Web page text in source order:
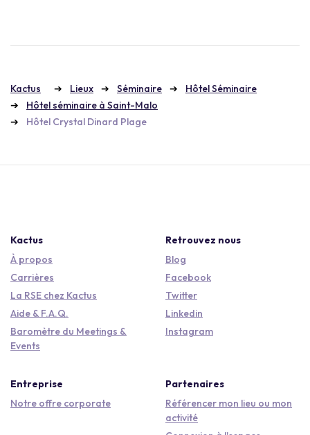
Kactus Lieux Séminaire
Hôtel Séminaire
Hôtel séminaire à Saint-Malo
Hôtel Crystal Dinard Plage
Kactus
À propos
Carrières
La RSE chez Kactus
Aide & F.A.Q.
Baromètre du Meetings &
Events
Retrouvez nous
Blog
Facebook
Twitter
Linkedin
Instagram
Entreprise
Notre offre corporate
Partenaires
Référencer mon lieu ou mon
activité